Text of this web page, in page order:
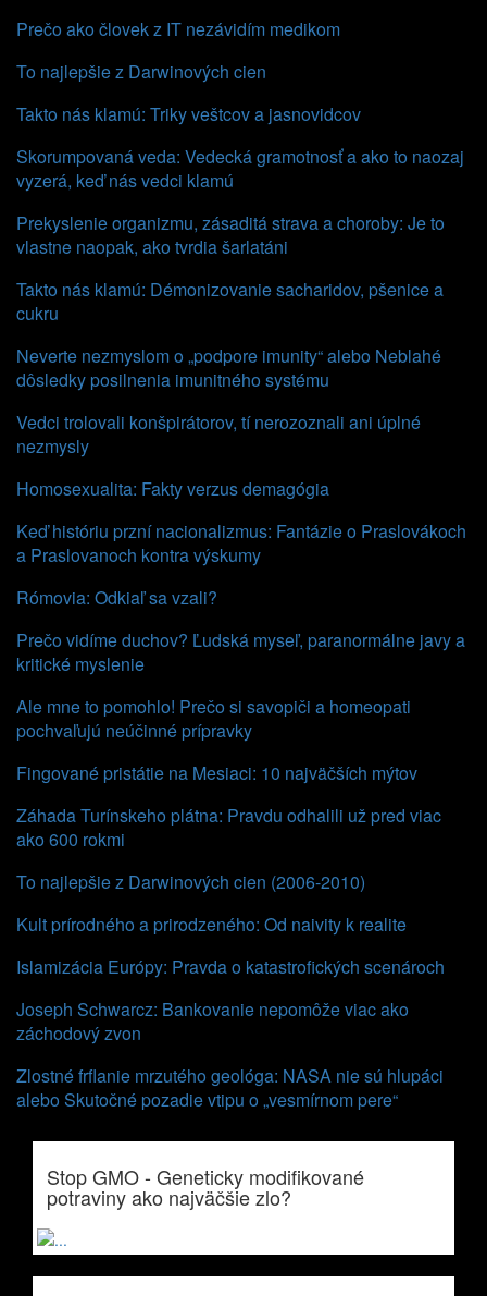
Prečo ako človek z IT nezávidím medikom
To najlepšie z Darwinových cien
Takto nás klamú: Triky veštcov a jasnovidcov
Skorumpovaná veda: Vedecká gramotnosť a ako to naozaj
vyzerá, keď nás vedci klamú
Prekyslenie organizmu, zásaditá strava a choroby: Je to
vlastne naopak, ako tvrdia šarlatáni
Takto nás klamú: Démonizovanie sacharidov, pšenice a
cukru
Neverte nezmyslom o „podpore imunity“ alebo Neblahé
dôsledky posilnenia imunitného systému
Vedci trolovali konšpirátorov, tí nerozoznali ani úplné
nezmysly
Homosexualita: Fakty verzus demagógia
Keď históriu przní nacionalizmus: Fantázie o Praslovákoch
a Praslovanoch kontra výskumy
Rómovia: Odkiaľ sa vzali?
Prečo vidíme duchov? Ľudská myseľ, paranormálne javy a
kritické myslenie
Ale mne to pomohlo! Prečo si savopiči a homeopati
pochvaľujú neúčinné prípravky
Fingované pristátie na Mesiaci: 10 najväčších mýtov
Záhada Turínskeho plátna: Pravdu odhalili už pred viac
ako 600 rokmi
To najlepšie z Darwinových cien (2006-2010)
Kult prírodného a prirodzeného: Od naivity k realite
Islamizácia Európy: Pravda o katastrofických scenároch
Joseph Schwarcz: Bankovanie nepomôže viac ako
záchodový zvon
Zlostné frflanie mrzutého geológa: NASA nie sú hlupáci
alebo Skutočné pozadie vtipu o „vesmírnom pere“
Stop GMO - Geneticky modifikované
potraviny ako najväčšie zlo?